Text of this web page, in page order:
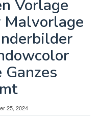
Vorlage
Malvorlage
Ganzes
25, 2024